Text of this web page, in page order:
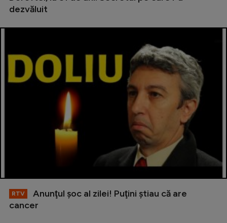
dezvăluit
RTV
Anunţul şoc al zilei! Puţini ştiau că are
cancer